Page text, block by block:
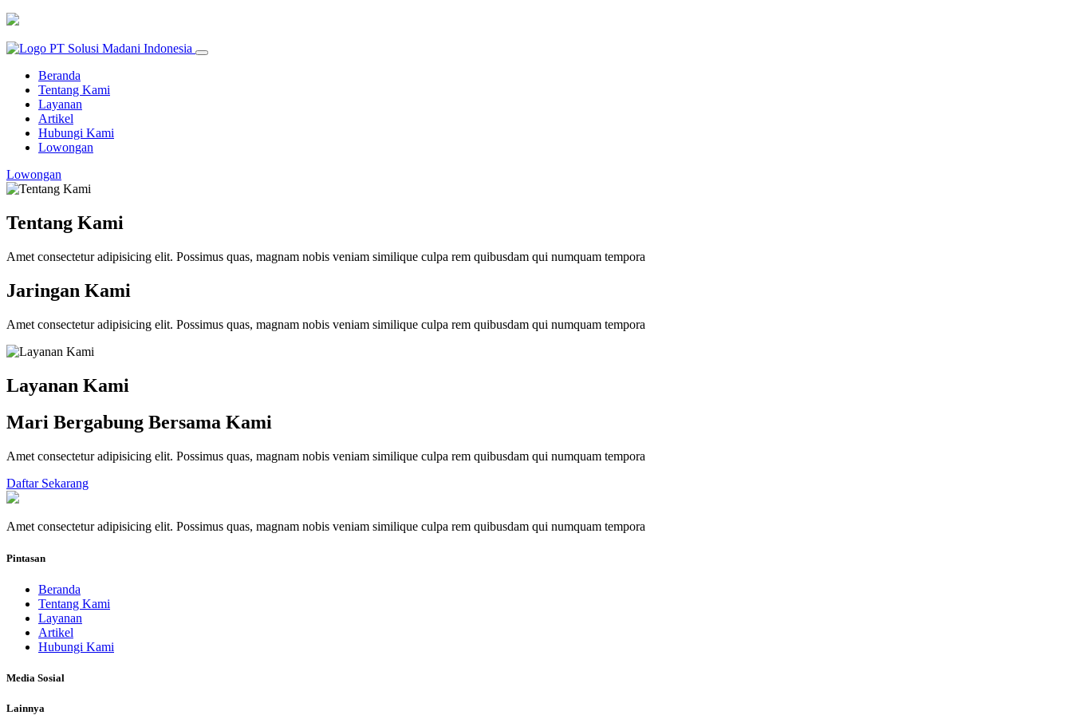
Beranda
Tentang Kami
Layanan
Artikel
Hubungi Kami
Lowongan
Lowongan
Tentang Kami
Amet consectetur adipisicing elit. Possimus quas, magnam nobis veniam similique culpa rem quibusdam qui numquam tempora
Jaringan Kami
Amet consectetur adipisicing elit. Possimus quas, magnam nobis veniam similique culpa rem quibusdam qui numquam tempora
Layanan Kami
Mari Bergabung Bersama Kami
Amet consectetur adipisicing elit. Possimus quas, magnam nobis veniam similique culpa rem quibusdam qui numquam tempora
Daftar Sekarang
Amet consectetur adipisicing elit. Possimus quas, magnam nobis veniam similique culpa rem quibusdam qui numquam tempora
Pintasan
Beranda
Tentang Kami
Layanan
Artikel
Hubungi Kami
Media Sosial
Lainnya